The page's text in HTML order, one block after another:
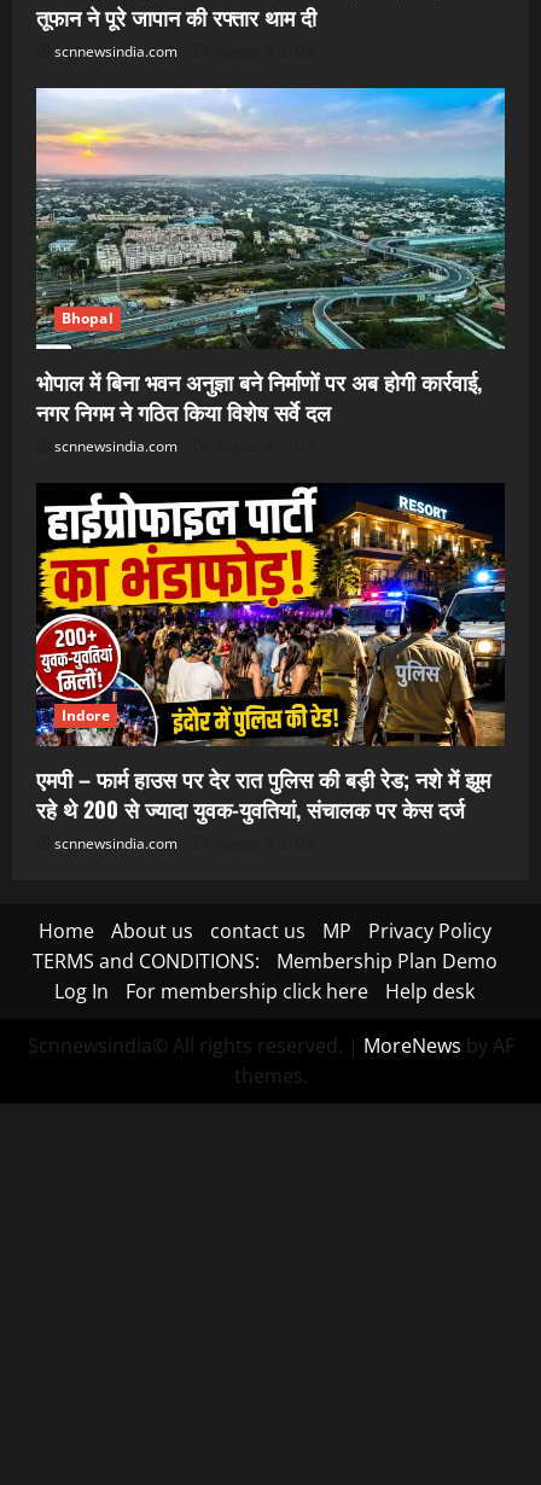
तूफान ने पूरे जापान की रफ्तार थाम दी
scnnewsindia.com
Bhopal
भोपाल में बिना भवन अनुज्ञा बने निर्माणों पर अब होगी कार्रवाई,
नगर निगम ने गठित किया विशेष सर्वे दल
scnnewsindia.com
Indore
एमपी – फार्म हाउस पर देर रात पुलिस की बड़ी रेड; नशे में झूम
रहे थे 200 से ज्यादा युवक-युवतियां, संचालक पर केस दर्ज
scnnewsindia.com
Home About us contact us MP
Privacy Policy
TERMS and CONDITIONS:
Membership Plan Demo
Log In
For membership click here Help desk
Scnnewsindia© All rights reserved. | MoreNews by AF
themes.